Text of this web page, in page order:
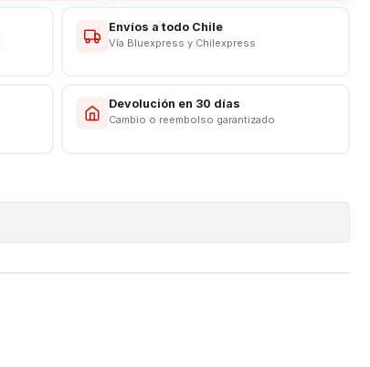
Envíos a todo Chile
Vía Bluexpress y Chilexpress
Devolución en 30 días
Cambio o reembolso garantizado